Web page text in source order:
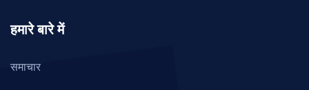
हमारे बारे में
समाचार